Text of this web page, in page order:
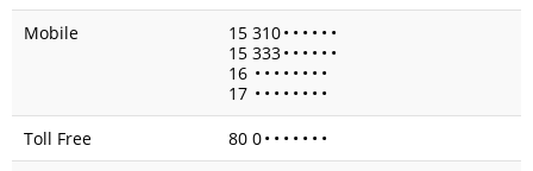
Mobile
15 310• • • • • •
15 333• • • • • •
16 • • • • • • • •
17 • • • • • • • •
Toll Free
80 0• • • • • • •